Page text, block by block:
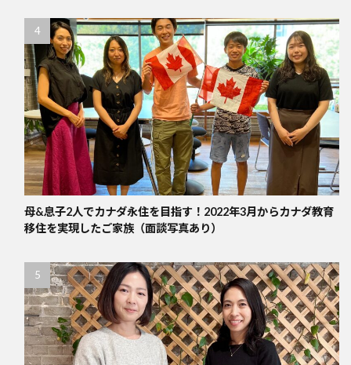
母&息子2人でカナダ永住を目指す！2022年3月からカナダ教育
移住を実現したご家族（面談写真あり）